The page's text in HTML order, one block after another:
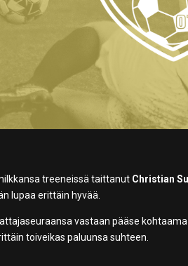
treeneissä taittanut Christian
lupaa erittäin hyvää.
vastaan pääse
toiveikas paluunsa suhteen.